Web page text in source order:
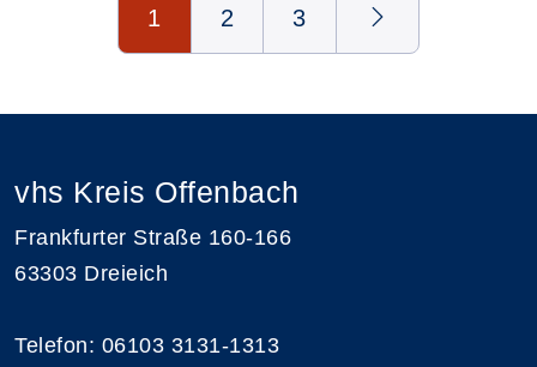
1 2 3
vhs Kreis Offenbach
Frankfurter Straße 160-166
63303 Dreieich
Telefon: 06103 3131-1313